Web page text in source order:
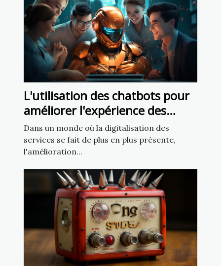
L'utilisation des chatbots pour
améliorer l'expérience des
employés
Dans un monde où la digitalisation des
services se fait de plus en plus présente,
l'amélioration...